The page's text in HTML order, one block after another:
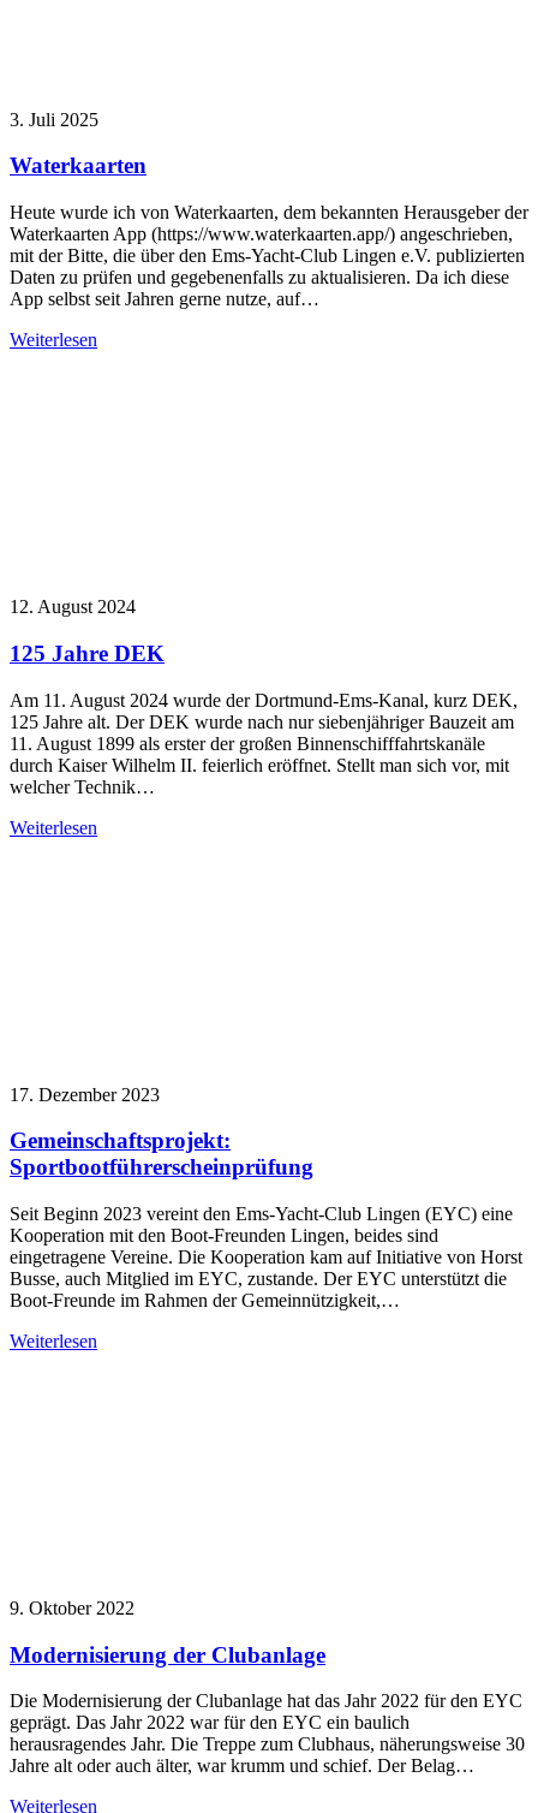
3. Juli 2025
Waterkaarten
Heute wurde ich von Waterkaarten, dem bekannten Herausgeber der
Waterkaarten App (https://www.waterkaarten.app/) angeschrieben,
mit der Bitte, die über den Ems-Yacht-Club Lingen e.V. publizierten
Daten zu prüfen und gegebenenfalls zu aktualisieren. Da ich diese
App selbst seit Jahren gerne nutze, auf…
Weiterlesen
12. August 2024
125 Jahre DEK
Am 11. August 2024 wurde der Dortmund-Ems-Kanal, kurz DEK,
125 Jahre alt. Der DEK wurde nach nur siebenjähriger Bauzeit am
11. August 1899 als erster der großen Binnenschifffahrtskanäle
durch Kaiser Wilhelm II. feierlich eröffnet. Stellt man sich vor, mit
welcher Technik…
Weiterlesen
17. Dezember 2023
Gemeinschaftsprojekt:
Sportbootführerscheinprüfung
Seit Beginn 2023 vereint den Ems-Yacht-Club Lingen (EYC) eine
Kooperation mit den Boot-Freunden Lingen, beides sind
eingetragene Vereine. Die Kooperation kam auf Initiative von Horst
Busse, auch Mitglied im EYC, zustande. Der EYC unterstützt die
Boot-Freunde im Rahmen der Gemeinnützigkeit,…
Weiterlesen
9. Oktober 2022
Modernisierung der Clubanlage
Die Modernisierung der Clubanlage hat das Jahr 2022 für den EYC
geprägt. Das Jahr 2022 war für den EYC ein baulich
herausragendes Jahr. Die Treppe zum Clubhaus, näherungsweise 30
Jahre alt oder auch älter, war krumm und schief. Der Belag…
Weiterlesen